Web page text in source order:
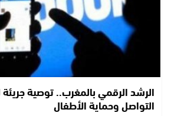
الرشد الرقمي بالمغرب.. توصية
التواصل وحماية الأطفال